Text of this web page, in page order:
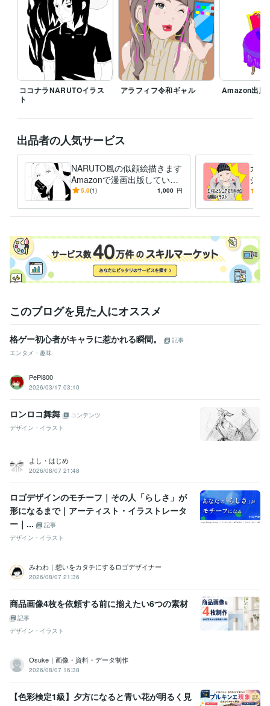
得意分野
イラスト作成・漫画制作 イラスト
クリエイティブ関係
学歴
石川県立金沢中央高等学校 1997年3月 ~ 2000年9月
ココナラNARUTOイラス
ト
アラフィフ令和ギャル Amazon出版
出品者の人気サービス
NARUTO風の似顔絵描きます
Amazonで漫画出版している
漫画家がイラスト描くってば
5.0(1) 1,000 円
カッ
シニ
on
このブログを見た人にオススメ
格ゲー初心者がキャラに惹かれる瞬間。
記事
エンタメ・趣味
PePi800
2026/03/17 03:10
ロンロコ舞舞
コンテンツ
デザイン・イラスト
よし・はじめ
2026/08/07 21:48
ロゴデザインのモチーフ｜その人「らしさ」が
形になるまで｜アーティスト・イラストレータ
ー｜...
記事
デザイン・イラスト
みわわ｜想いをカタチにするロゴデザイナー
2026/08/07 21:36
商品画像4枚を依頼する前に揃えたい6つの素材
記事
デザイン・イラスト
Osuke｜画像・資料・データ制作
2026/08/07 16:38
【色彩検定1級】夕方になると青い花が明るく見